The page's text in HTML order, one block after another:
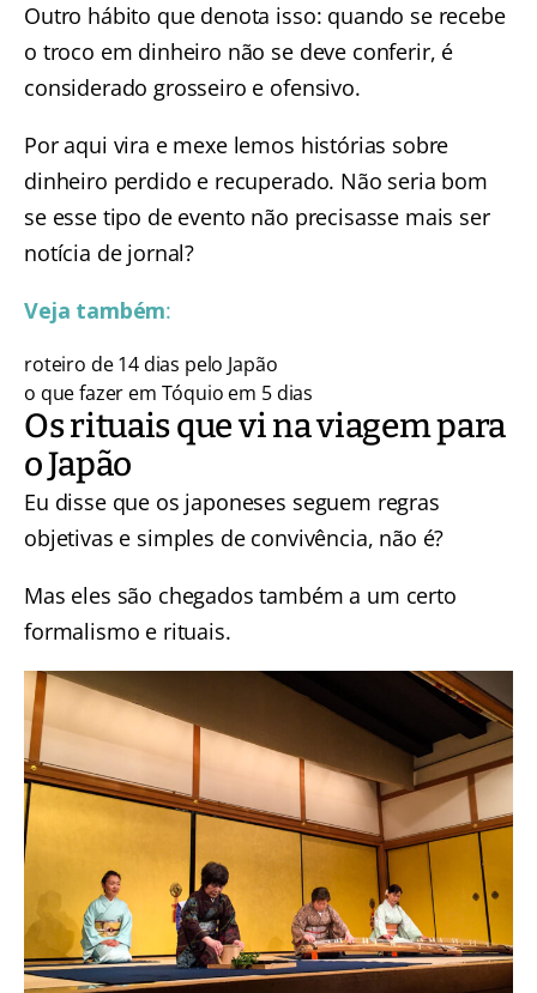
Outro hábito que denota isso: quando se recebe
o troco em dinheiro não se deve conferir, é
considerado grosseiro e ofensivo.
Por aqui vira e mexe lemos histórias sobre
dinheiro perdido e recuperado. Não seria bom
se esse tipo de evento não precisasse mais ser
notícia de jornal?
Veja também:
roteiro de 14 dias pelo Japão
o que fazer em Tóquio em 5 dias
Os rituais que vi na viagem para
o Japão
Eu disse que os japoneses seguem regras
objetivas e simples de convivência, não é?
Mas eles são chegados também a um certo
formalismo e rituais.